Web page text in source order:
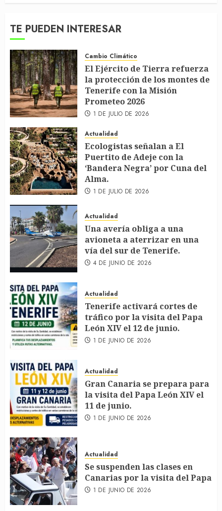
TE PUEDEN INTERESAR
Cambio Climático
El Ejército de Tierra refuerza
la protección de los montes de
Tenerife con la Misión
Prometeo 2026
1 DE JULIO DE 2026
Actualidad
Ecologistas señalan a El
Puertito de Adeje con la
‘Bandera Negra’ por Cuna del
Alma.
1 DE JULIO DE 2026
Actualidad
Una avería obliga a una
avioneta a aterrizar en una
vía del sur de Tenerife.
4 DE JUNIO DE 2026
Actualidad
Tenerife activará cortes de
tráfico por la visita del Papa
León XIV el 12 de junio.
1 DE JUNIO DE 2026
Actualidad
Gran Canaria se prepara para
la visita del Papa León XIV el
11 de junio.
1 DE JUNIO DE 2026
Actualidad
Se suspenden las clases en
Canarias por la visita del Papa
1 DE JUNIO DE 2026